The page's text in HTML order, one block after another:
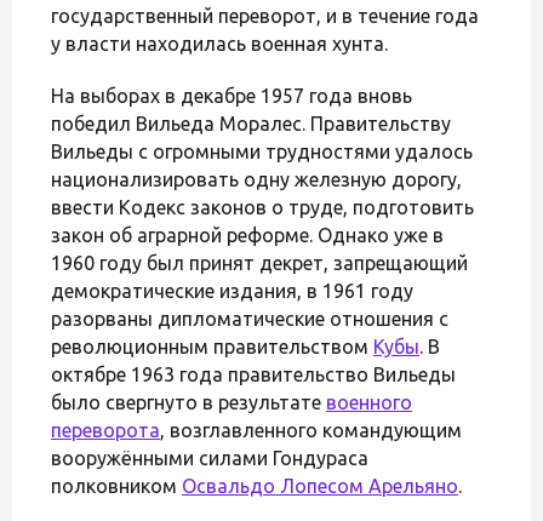
государственный переворот, и в течение года
у власти находилась военная хунта.
На выборах в декабре 1957 года вновь
победил Вильеда Моралес. Правительству
Вильеды с огромными трудностями удалось
национализировать одну железную дорогу,
ввести Кодекс законов о труде, подготовить
закон об аграрной реформе. Однако уже в
1960 году был принят декрет, запрещающий
демократические издания, в 1961 году
разорваны дипломатические отношения с
революционным правительством Кубы. В
октябре 1963 года правительство Вильеды
было свергнуто в результате военного
переворота, возглавленного командующим
вооружёнными силами Гондураса
полковником Освальдо Лопесом Арельяно.